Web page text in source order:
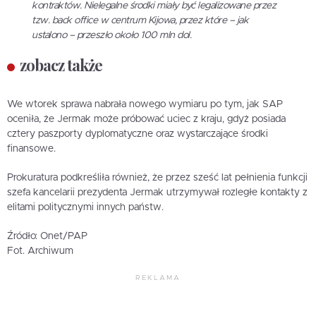
kontraktów. Nielegalne środki miały być legalizowane przez
tzw. back office w centrum Kijowa, przez które – jak
ustalono – przeszło około 100 mln dol.
zobacz także
We wtorek sprawa nabrała nowego wymiaru po tym, jak SAP
oceniła, że Jermak może próbować uciec z kraju, gdyż posiada
cztery paszporty dyplomatyczne oraz wystarczające środki
finansowe.
Prokuratura podkreśliła również, że przez sześć lat pełnienia funkcji
szefa kancelarii prezydenta Jermak utrzymywał rozległe kontakty z
elitami politycznymi innych państw.
Źródło: Onet/PAP
Fot. Archiwum
REKLAMA